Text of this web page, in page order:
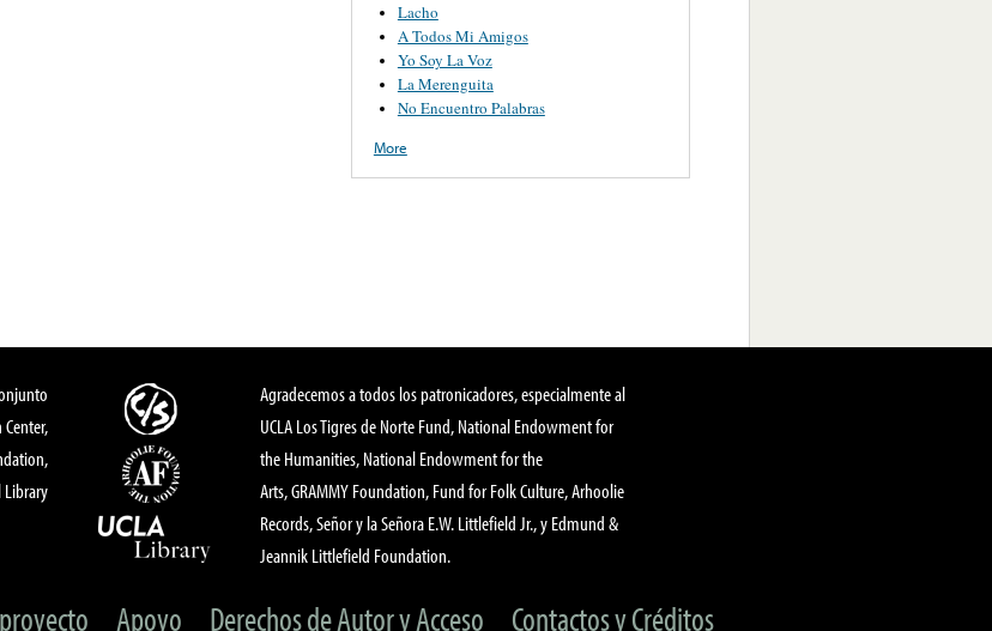
Lacho
A Todos Mi Amigos
Yo Soy La Voz
La Merenguita
No Encuentro Palabras
More
Center,
Library
Agradecemos a todos los patronicadores, especialmente al
UCLA Los Tigres de Norte Fund, National Endowment for
the Humanities, National Endowment for the
Arts, GRAMMY Foundation, Fund for Folk Culture, Arhoolie
Records, Señor y la Señora E.W. Littlefield Jr., y Edmund &
Jeannik Littlefield Foundation.
Apoyo Derechos de Autor y Acceso Contactos y Créditos